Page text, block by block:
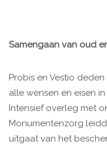
Samengaan van oud
Probis en Vestio
alle wensen en eisen
Intensief overleg met
Monumentenzorg
uitgaat van het